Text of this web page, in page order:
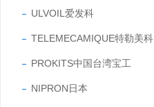
ULVOIL爱发科
TELEMECAMIQUE特勒美科
PROKITS中国台湾宝工
NIPRON日本